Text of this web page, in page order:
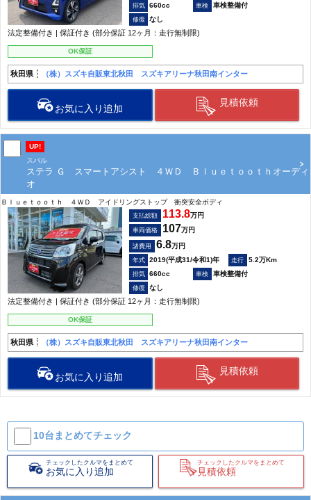
660cc
車検整備付
なし
法定整備付き | 保証付き (部分保証 12ヶ月：走行無制限)
OK保証
秋田県 （株）スズキ自販東北秋田 スズキアリーナ秋田南インター
お気に入り追加
見積依頼
UP!
スバル
ステラ Ｇ スマートアシスト ４ＷＤ Ｂｌｕｅｔｏｏｔｈオーディ
オ
Ｂｌｕｅｔｏｏｔｈ ４ＷＤ アイドリングストップ 衝突安全ボディ
支払総額 113.8万円
車両価格 107万円
諸費用 6.8万円
2019(平成31/令和1)年
5.2万Km
660cc
車検整備付
なし
法定整備付き | 保証付き (部分保証 12ヶ月：走行無制限)
OK保証
秋田県 （株）スズキ自販東北秋田 スズキアリーナ秋田南インター
お気に入り追加
見積依頼
10台まとめてチェック
チェックしたクルマをまとめて
お気に入り追加
チェックしたクルマをまとめて
見積依頼